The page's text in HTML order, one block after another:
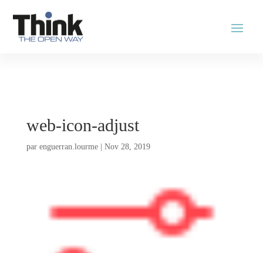
web-icon-adjust
par enguerran.lourme| Nov 28, 2019